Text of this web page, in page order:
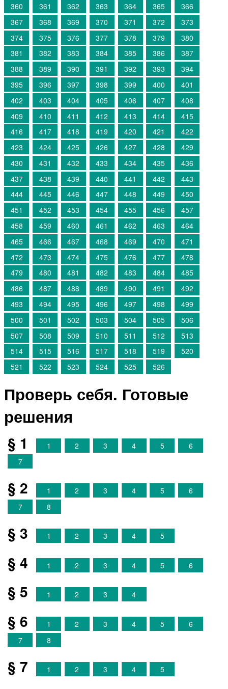
360
361 362 363 364 365
366
367
368 369 370 371 372
373
374
375 376 377 378 379
380
381
382 383 384 385 386
387
388
389 390 391 392 393
394
395
396 397 398 399 400
401
402
403 404 405 406 407
408
409
410 411 412 413 414
415
416
417 418 419 420 421
422
423
424 425 426 427 428
429
430
431 432 433 434 435
436
437
438 439 440 441 442
443
444
445 446 447 448 449
450
451
452 453 454 455 456
457
458
459 460 461 462 463
464
465
466 467 468 469 470
471
472
473 474 475 476 477
478
479
480 481 482 483 484
485
486
487 488 489 490 491
492
493
494 495 496 497 498
499
500
501 502 503 504 505
506
507
508 509 510 511 512
513
514
515 516 517 518 519
520
521
522 523 524 525 526
Проверь себя. Готовые
решения
§ 1 1 2 3 4 5
6
7
§ 2 1 2 3 4 5
6
7
8
§ 3 1 2 3 4 5
§ 4 1 2 3 4 5 6
§ 5 1 2 3 4
§ 6 1 2 3 4 5
6
7
8
§ 7 1 2 3 4 5